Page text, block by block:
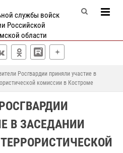
службы войск
Российской
области
Росгвардии приняли участие в
комиссии в Костроме
В ЗАСЕДАНИИ